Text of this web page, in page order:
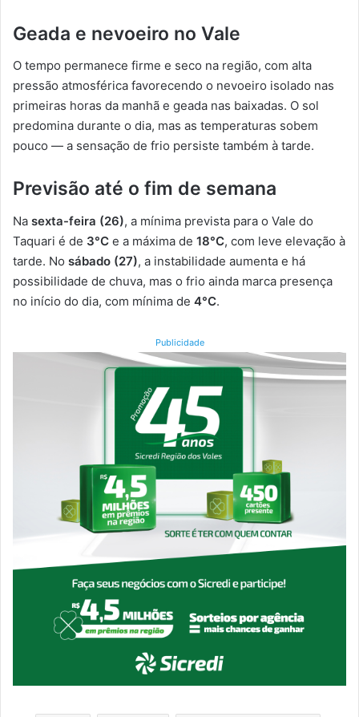
Geada e nevoeiro no Vale
O tempo permanece firme e seco na região, com alta
pressão atmosférica favorecendo o nevoeiro isolado nas
primeiras horas da manhã e geada nas baixadas. O sol
predomina durante o dia, mas as temperaturas sobem
pouco — a sensação de frio persiste também à tarde.
Previsão até o fim de semana
Na sexta-feira (26), a mínima prevista para o Vale do
Taquari é de 3°C e a máxima de 18°C, com leve elevação à
tarde. No sábado (27), a instabilidade aumenta e há
possibilidade de chuva, mas o frio ainda marca presença
no início do dia, com mínima de 4°C.
Publicidade